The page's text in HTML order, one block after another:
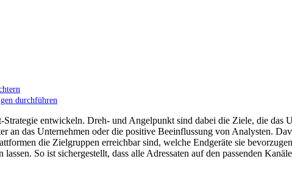
durchführen
entwickeln. Dreh- und Angelpunkt sind dabei die Ziele, die das
an das Unternehmen oder die positive Beeinflussung von Analysten.
die Zielgruppen erreichbar sind, welche Endgeräte sie
So ist sichergestellt, dass alle Adressaten auf den passenden